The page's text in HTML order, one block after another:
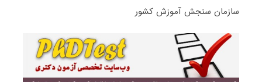
سازمان سنجش آموزش کشور